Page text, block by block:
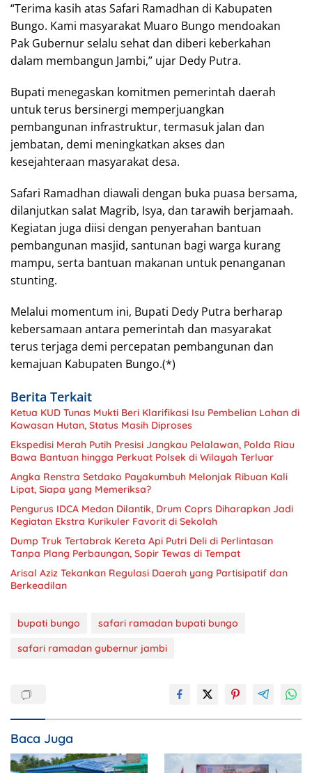
“Terima kasih atas Safari Ramadhan di Kabupaten
Bungo. Kami masyarakat Muaro Bungo mendoakan
Pak Gubernur selalu sehat dan diberi keberkahan
dalam membangun Jambi,” ujar Dedy Putra.
Bupati menegaskan komitmen pemerintah daerah
untuk terus bersinergi memperjuangkan
pembangunan infrastruktur, termasuk jalan dan
jembatan, demi meningkatkan akses dan
kesejahteraan masyarakat desa.
Safari Ramadhan diawali dengan buka puasa bersama,
dilanjutkan salat Magrib, Isya, dan tarawih berjamaah.
Kegiatan juga diisi dengan penyerahan bantuan
pembangunan masjid, santunan bagi warga kurang
mampu, serta bantuan makanan untuk penanganan
stunting.
Melalui momentum ini, Bupati Dedy Putra berharap
kebersamaan antara pemerintah dan masyarakat
terus terjaga demi percepatan pembangunan dan
kemajuan Kabupaten Bungo.(*)
Berita Terkait
Ketua KUD Tunas Mukti Beri Klarifikasi Isu Pembelian Lahan di
Kawasan Hutan, Status Masih Diproses
Ekspedisi Merah Putih Presisi Jangkau Pelalawan, Polda Riau
Bawa Bantuan hingga Perkuat Polsek di Wilayah Terluar
Angka Renstra Setdako Payakumbuh Melonjak Ribuan Kali
Lipat, Siapa yang Memeriksa?
Pengurus IDCA Medan Dilantik, Drum Coprs Diharapkan Jadi
Kegiatan Ekstra Kurikuler Favorit di Sekolah
Dump Truk Tertabrak Kereta Api Putri Deli di Perlintasan
Tanpa Plang Perbaungan, Sopir Tewas di Tempat
Arisal Aziz Tekankan Regulasi Daerah yang Partisipatif dan
Berkeadilan
bupati bungo
safari ramadan bupati bungo
safari ramadan gubernur jambi
Baca Juga